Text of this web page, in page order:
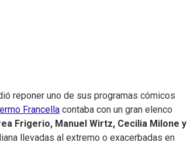
reponer uno de sus programas cómicos
Francella contaba con un gran elenco
Frigerio, Manuel Wirtz, Cecilia Milone y
llevadas al extremo o exacerbadas en